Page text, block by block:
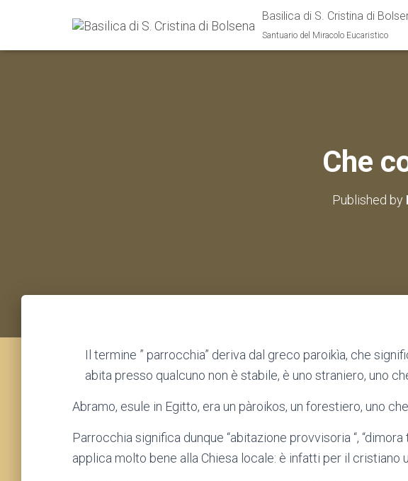
Basilica di S. Cristina di
Santuario del Miracolo Eucaristico
Che
Published by
Il termine ” parrocchia” deriva dal greco paroikìa, che
abita presso qualcuno non è stabile, è uno straniero, uno
Abramo, esule in Egitto, era un pàroikos, un forestiero, uno
Parrocchia significa dunque “abitazione provvisoria “,
applica molto bene alla Chiesa locale: è infatti per il cristiano